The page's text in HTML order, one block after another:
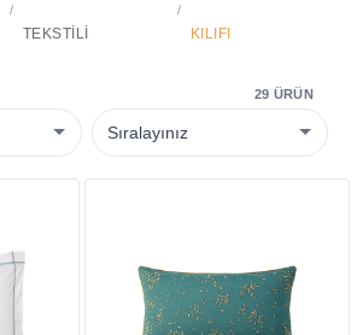
TEKSTILI KILIFI
29 ÜRÜN